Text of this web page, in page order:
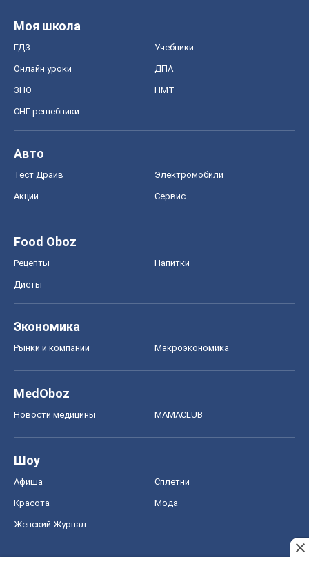
Моя школа
ГДЗ Учебники
Онлайн уроки ДПА
ЗНО НМТ
СНГ решебники
Авто
Тест Драйв Электромобили
Акции Сервис
Food Oboz
Рецепты Напитки
Диеты
Экономика
Рынки и компании Mакроэкономика
MedOboz
Новости медицины MAMACLUB
Шоу
Афиша Сплетни
Красота Мода
Женский Журнал